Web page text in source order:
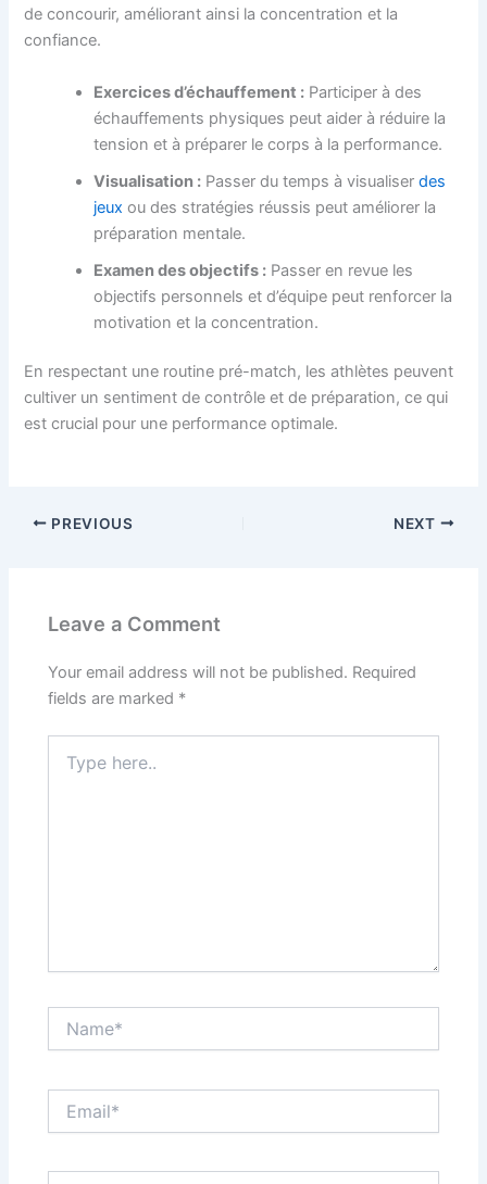
de concourir, améliorant ainsi la concentration et la
confiance.
Exercices d’échauffement : Participer à des
échauffements physiques peut aider à réduire la
tension et à préparer le corps à la performance.
Visualisation : Passer du temps à visualiserdes
jeux ou des stratégies réussis peut améliorer la
préparation mentale.
Examen des objectifs : Passer en revue les
objectifs personnels et d’équipe peut renforcer la
motivation et la concentration.
En respectant une routine pré-match, les athlètes peuvent
cultiver un sentiment de contrôle et de préparation, ce qui
est crucial pour une performance optimale.
PREVIOUS NEXT
Leave a Comment
Your email address will not be published. Required
fields are marked *
here..